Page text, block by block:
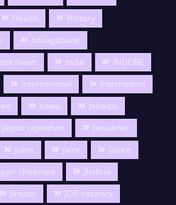
Health
History
hosagabade
News India
INDORE
international
Internationl
Itawa
Jabalpu
jaipur rajasthan
Jaisalmer
Jalna jalor
Jalore
chaampa
Jhabua
Jirapur
JOB vacancy